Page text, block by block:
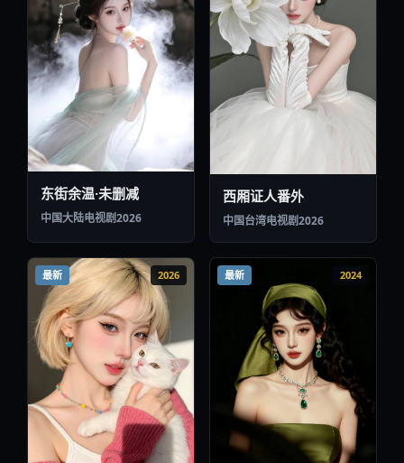
东街余温·未删减
中国大陆电视剧2026
西厢证人番外
中国台湾电视剧2026
最新 2026 最新 2024